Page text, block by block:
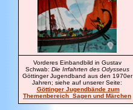
Vorderes Einbandbild in Gustav
Schwab: Die Irrfahrten des Odysseus
Göttinger Jugendband aus den 1970er
Jahren; siehe auf unserer Seite:
Göttinger Jugendbände zum
Themenbereich Sagen und Märchen